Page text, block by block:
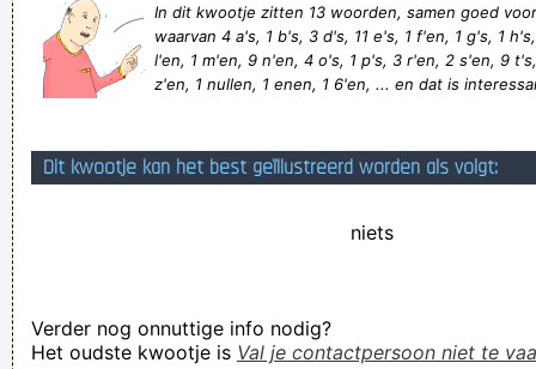
Op de beelden lijkt de man te ruiken aan een handdoek van
de jongen. Andere bronnen melden dat het een onderbroek
is.
een mop wordt ECHT NIET beter als ze in 't Antwaarps
Verknoei je tijd op een nuttige manier!
In dit kwootje zitten 13 woorden, samen goed
waarvan 4 a's, 1 b's, 3 d's, 11 e's, 1 f'en, 1 g's, 1
l'en, 1 m'en, 9 n'en, 4 o's, 1 p's, 3 r'en, 2 s'en, 9
z'en, 1 nullen, 1 enen, 1 6'en, ... en dat is
Dit kwootje kan het best geïllustreerd worden als volgt:
niets
Verder nog onnuttige info nodig?
Het oudste kwootje is Val je contactpersoon niet te